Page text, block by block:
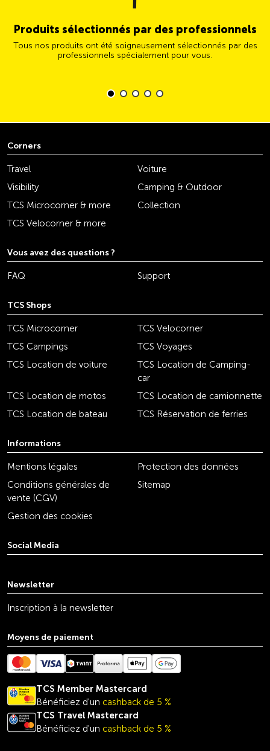
Produits sélectionnés par des professionnels
Tous nos produits ont été soigneusement sélectionnés par des
professionnels spécialement pour vous.
Corners
Travel
Voiture
Visibility
Camping & Outdoor
TCS Microcorner & more
Collection
TCS Velocorner & more
Vous avez des questions ?
FAQ Support
TCS Shops
TCS Microcorner
TCS Velocorner
TCS Campings
TCS Voyages
TCS Location de voiture
TCS Location de Camping-
car
TCS Location de motos
TCS Location de camionnette
TCS Location de bateau
TCS Réservation de ferries
Informations
Mentions légales
Protection des données
Conditions générales de
vente (CGV)
Sitemap
Gestion des cookies
Social Media
Newsletter
Inscription à la newsletter
Moyens de paiement
TCS Member Mastercard
Bénéficiez d'un cashback de 5 %
TCS Travel Mastercard
Bénéficiez d'un cashback de 5 %